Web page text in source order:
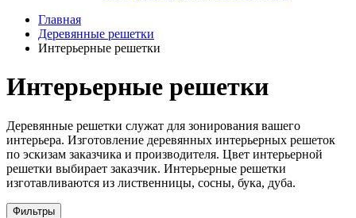
Главная
Деревянные решетки
Интерьерные решетки
Интерьерные решетки
Деревянные решетки служат для зонирования вашего
интерьера. Изготовление деревянных интерьерных решеток
по эскизам заказчика и производителя. Цвет интерьерной
решетки выбирает заказчик. Интерьерные решетки
изготавливаются из лиственницы, сосны, бука, дуба.
Фильтры